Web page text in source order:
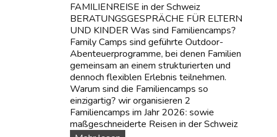
FAMILIENREISE in der Schweiz
BERATUNGSGESPRÄCHE FÜR ELTERN
UND KINDER Was sind Familiencamps?
Family Camps sind geführte Outdoor-
Abenteuerprogramme, bei denen Familien
gemeinsam an einem strukturierten und
dennoch flexiblen Erlebnis teilnehmen.
Warum sind die Familiencamps so
einzigartig? wir organisieren 2
Familiencamps im Jahr 2026: sowie
maßgeschneiderte Reisen in der Schweiz